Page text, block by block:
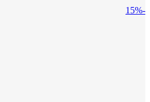
-15%